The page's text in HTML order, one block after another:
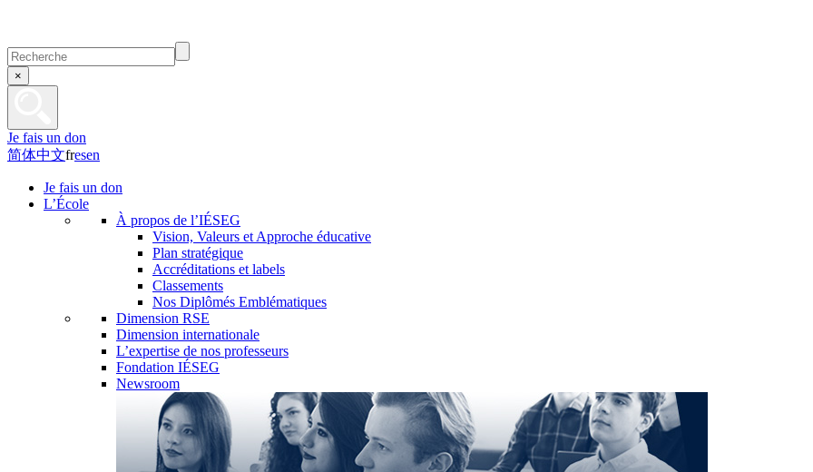
×
Je fais un don
简体中文fresen
Je fais un don
L’École
À propos de l’IÉSEG
Vision, Valeurs et Approche éducative
Plan stratégique
Accréditations et labels
Classements
Nos Diplômés Emblématiques
Dimension RSE
Dimension internationale
L’expertise de nos professeurs
Fondation IÉSEG
Newsroom